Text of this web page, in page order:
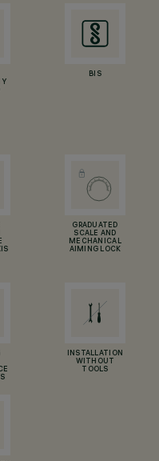
BIS
GRADUATED
SCALE AND
MECHANICAL
AIMING LOCK
INSTALLATION
WITHOUT
TOOLS